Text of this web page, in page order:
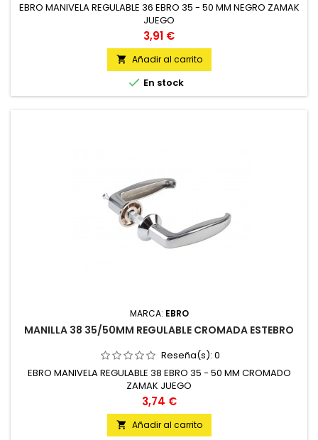
EBRO MANIVELA REGULABLE 36 EBRO 35 - 50 MM NEGRO ZAMAK
JUEGO
Precio
3,91 €
 Añadir al carrito
 En stock
MARCA: EBRO
MANILLA 38 35/50MM REGULABLE CROMADA ESTEBRO
Reseña(s): 0
EBRO MANIVELA REGULABLE 38 EBRO 35 - 50 MM CROMADO
ZAMAK JUEGO
Precio
3,74 €
 Añadir al carrito